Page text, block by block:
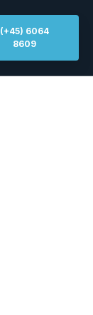
(+45) 6064
8609